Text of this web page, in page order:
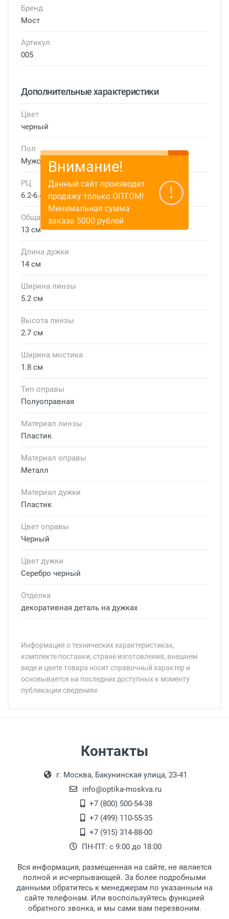
Бренд
Мост
Артикул
005
Дополнительные характеристики
Цвет
черный
Пол
Мужские
РЦ
6.2-6.4 см
Общая ширина
13 см
Длина дужки
14 см
Ширина линзы
5.2 см
Высота линзы
2.7 см
Ширина мостика
1.8 см
Тип оправы
Полуоправная
Материал линзы
Пластик
Материал оправы
Металл
Материал дужки
Пластик
Цвет оправы
Черный
Цвет дужки
Серебро черный
Отделка
декоративная деталь на дужках
Информация о технических характеристиках,
комплекте поставки, стране изготовления, внешнем
виде и цвете товара носит справочный характер и
основывается на последних доступных к моменту
публикации сведениях
Ширина линзы:
Ширина мостика:
Материал линзы:
Материал оправы:
Материал дужки:
Цвет оправы:
Оплата товара производится
наличными непосредственно на пункте
выдачи товара.
Перечисление средств на расчетный счет.
18:00, по субботам с 11:00 до 15:00, в
офисе по адресу: г. Москва,
Переведеновский переулок 17, корпус 1,
второй этаж, тел. +7 (499) 110-55-35.
После того, как заказ поступает в пункт
выдачи, наш менеджер связывается с
клиентом и оповещает о поступлении
товара.
Для получения товара при себе
обязательно иметь паспорт.
Заказ необходимо забрать в течение 3
рабочих дней с момента поступления на
Контакты
г. Москва, Бакунинская улица, 23-41
info@optika-moskva.ru
+7 (800) 500-54-38
+7 (499) 110-55-35
+7 (915) 314-88-00
ПН-ПТ: с 9:00 до 18:00
Вся информация, размещенная на сайте, не является
полной и исчерпывающей. За более подробными
данными обратитесь к менеджерам по указанным на
сайте телефонам. Или воспользуйтесь функцией
обратного звонка, и мы сами вам перезвоним.
Внимание!
Данный сайт производит
продажу только ОПТОМ!
Минимальная сумма
заказа 5000 рублей